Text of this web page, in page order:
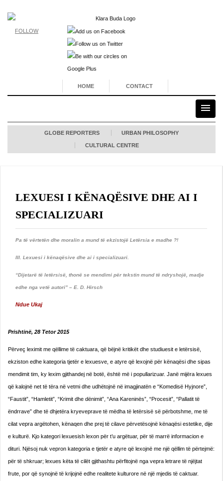
FOLLOW
HOME CONTACT
GLOBE REPORTERS URBAN PHILOSOPHY
CULTURAL CENTRE
LEXUESI I KËNAQËSIVE DHE AI I
SPECIALIZUARI
Pa të vërtetën dhe moralin a mund të ekzistojë Letërsia e madhe ?!
III. Lexuesi i kënaqësive dhe ai i specializuari.
“Dijetarë të letërsisë, thonë se mendimi për tekstin mund të ndryshojë, madje
edhe nga vetë autori” – E. D. Hirsch
Ndue Ukaj
Prishtinë, 28 Tetor 2015
Përveç leximit me qëllime të caktuara, që bëjnë kritikët dhe studiuesit e letërsisë,
ekziston edhe kategoria tjetër e lexuesve, e atyre që lexojnë për kënaqësi dhe sipas
mendimit tim, ky lexim gjithandej në botë, është më i popullarizuar. Janë mijëra lexues
që kalojnë net të tëra në vetmi dhe udhëtojnë në imagjinatën e “Komedisë Hyjnore”,
“Faustit”, “Hamletit”, “Krimit dhe dënimit”, “Ana Kareninës”, “Procesit”, “Pallatit të
ëndrrave” dhe të dhjetëra kryeveprave të mëdha të letërsisë së përbotshme, me të
cilat vepra argëtohen, kënaqen dhe prej të cilave përvetësojnë kënaqësi estetike, dije
e kulturë. Kjo kategori lexuesish lexon për t’u argëtuar, për të marrë informacion e
dituri. Njësoj nuk vepron kategoria e tjetër e atyre që lexojnë me një qëllim të përtejmë:
për të shkruar; lexues këta të cilët gjithashtu përfitojnë nga vepra letrare të njëjtat
frute, por që synojnë të krijojnë edhe realitete kulturore në një mjedis të caktuar.